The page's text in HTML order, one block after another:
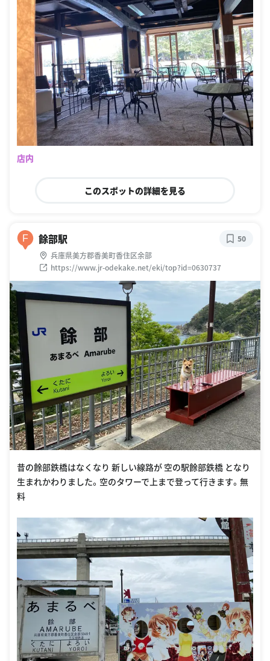
店内
このスポットの詳細を見る
F 餘部駅
兵庫県美方郡香美町香住区余部
https://www.jr-odekake.net/eki/top?id=0630737
50
昔の餘部鉄橋はなくなり 新しい線路が 空の駅餘部鉄橋 となり
生まれかわりました。空のタワーで上まで登って行きます。無
料